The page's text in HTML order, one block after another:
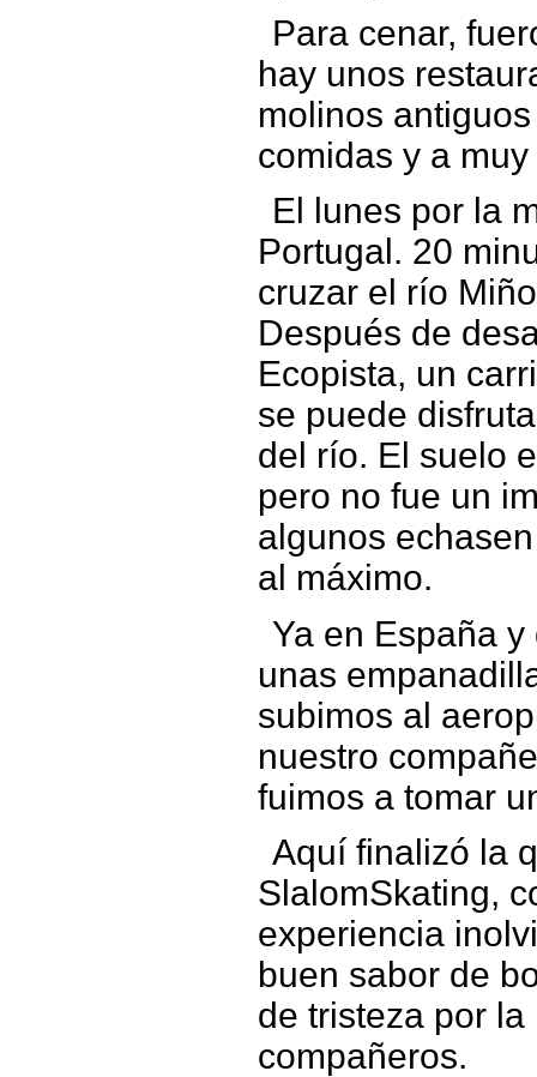
Para cenar,
hay unos
molinos
comidas y a
El lunes por la
Portugal. 20
cruzar el río
Después de
Ecopista, un
se puede
del río. El suelo
pero no fue un
algunos
al máximo.
Ya en España
unas
subimos al
nuestro
fuimos a tomar
Aquí finalizó la
SlalomSkating,
experiencia
buen sabor de
de tristeza por
compañeros.